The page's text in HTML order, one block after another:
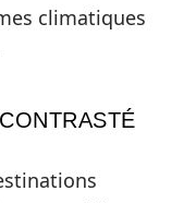
climatiques